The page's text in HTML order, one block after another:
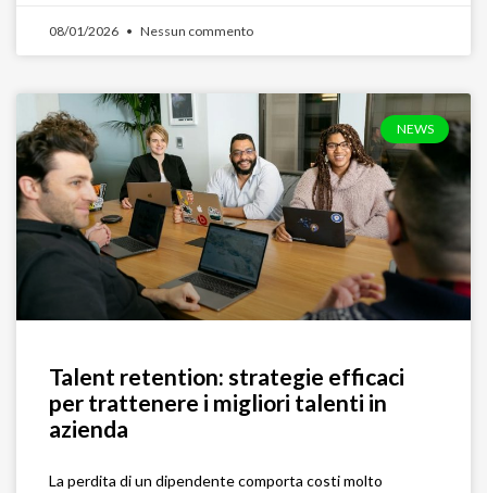
08/01/2026 Nessun commento
NEWS
Talent retention: strategie efficaci
per trattenere i migliori talenti in
azienda
La perdita di un dipendente comporta costi molto